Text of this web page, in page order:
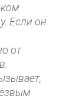
Если он
от